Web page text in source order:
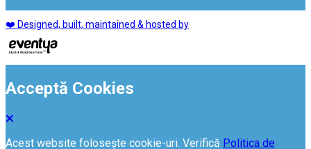
❤️ Designed, built, maintained & hosted by
Acceptă Cookies
Acest website folosește cookie-uri. Verifică Politica de